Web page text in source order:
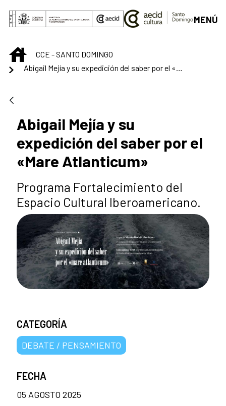
Saltar al contenido principal
MENÚ
INICIOCCE - SANTO DOMINGO
Abigail Mejía y su expedición del saber por el «Mare Atlanticum»
Abigail Mejía y su
expedición del saber por el
«Mare Atlanticum»
Programa Fortalecimiento del
Espacio Cultural Iberoamericano.
CATEGORÍA
DEBATE / PENSAMIENTO
FECHA
05 AGOSTO 2025